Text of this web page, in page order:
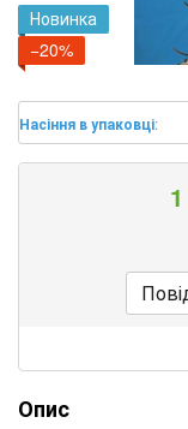
Новинка
−20%
Насіння в упаковці:
Опис